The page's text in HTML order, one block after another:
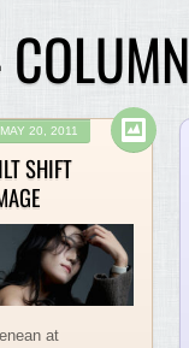
MAY 20, 2011
SHIFT
at